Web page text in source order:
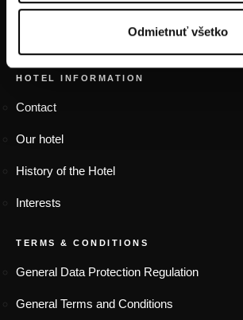
Odmietnuť všetko
FOOTER MENU
HOTEL INFORMATION
Contact
Our hotel
History of the Hotel
Interests
TERMS & CONDITIONS
General Data Protection Regulation
General Terms and Conditions